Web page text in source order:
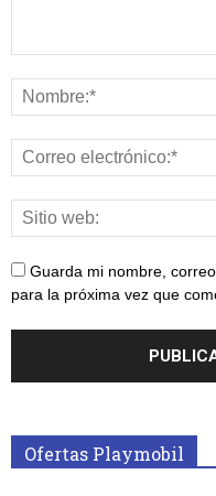
Guarda mi nombre,
para la próxima vez que
Ofertas Playmobil